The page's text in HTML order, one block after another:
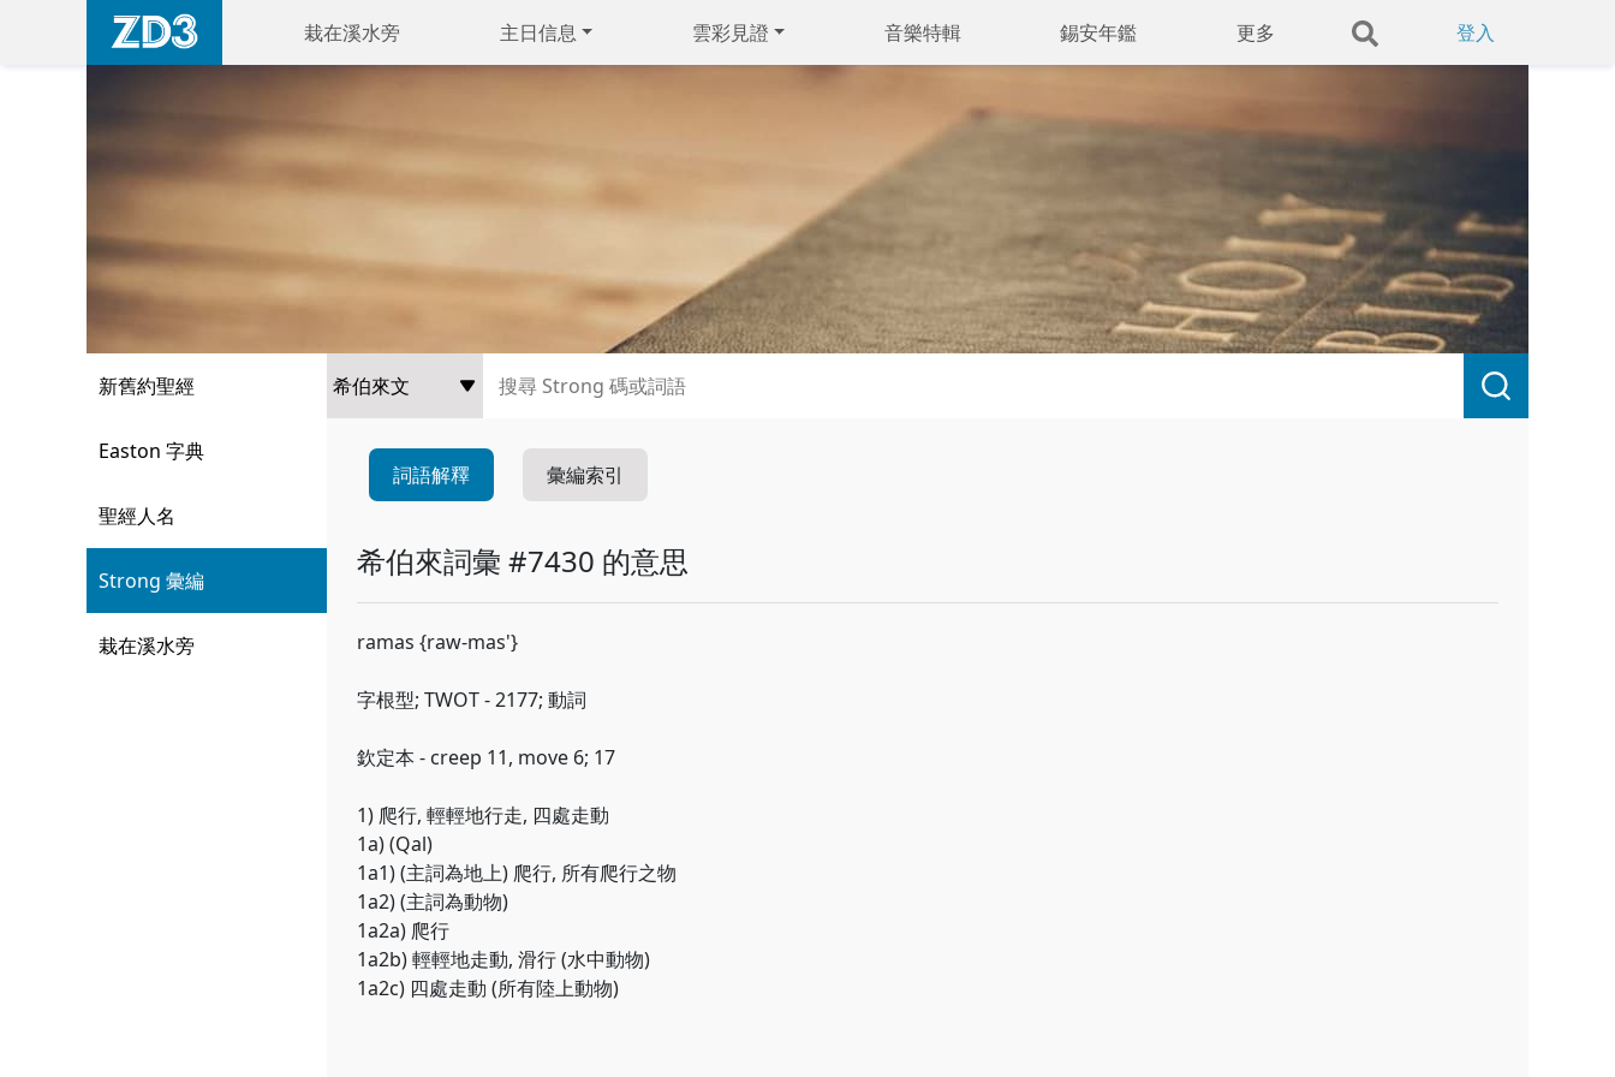
栽在溪水旁 主日信息 雲彩見證 音樂特輯 錫安年鑑 更多 登入
新舊約聖經
Easton 字典
聖經人名
Strong 彙編
栽在溪水旁
詞語解釋 彙編索引
希伯來詞彙 #7430 的意思
ramas {raw-mas'}
字根型; TWOT - 2177; 動詞
欽定本 - creep 11, move 6; 17
1) 爬行, 輕輕地行走, 四處走動
1a) (Qal)
1a1) (主詞為地上) 爬行, 所有爬行之物
1a2) (主詞為動物)
1a2a) 爬行
1a2b) 輕輕地走動, 滑行 (水中動物)
1a2c) 四處走動 (所有陸上動物)